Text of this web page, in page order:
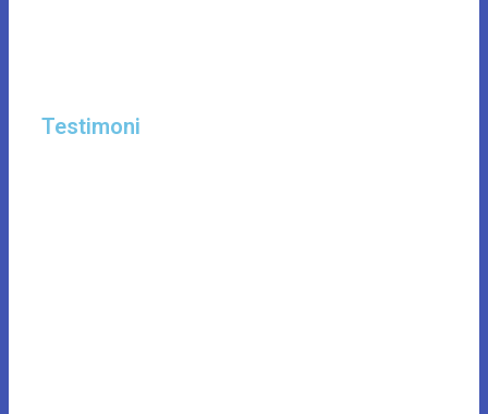
Testimoni